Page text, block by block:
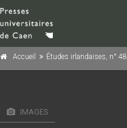
Accueil Études irlandaises, n° 48.2/2023
IMAGES